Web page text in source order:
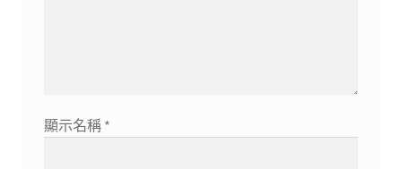
顯示名稱 *